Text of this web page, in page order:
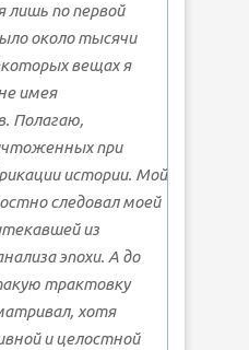
лишь по первой
около тысячи
вещах я
имея
Полагаю,
при
истории. Мой
следовал моей
из
эпохи. А до
трактовку
хотя
и целостной